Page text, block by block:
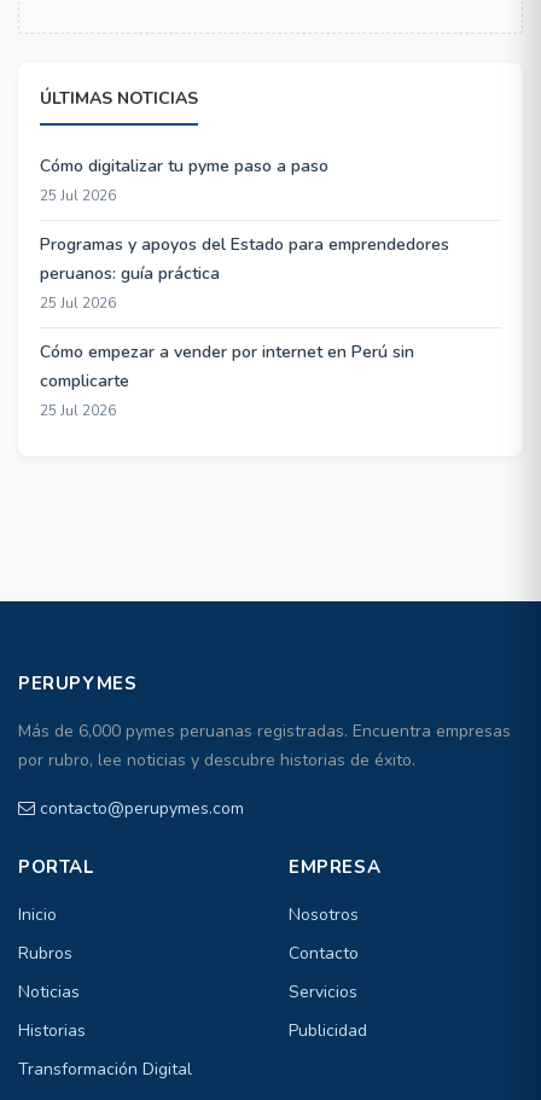
ÚLTIMAS NOTICIAS
Cómo digitalizar tu pyme paso a paso
25 Jul 2026
Programas y apoyos del Estado para emprendedores
peruanos: guía práctica
25 Jul 2026
Cómo empezar a vender por internet en Perú sin
complicarte
25 Jul 2026
PERUPYMES
Más de 6,000 pymes peruanas registradas. Encuentra empresas
por rubro, lee noticias y descubre historias de éxito.
contacto@perupymes.com
PORTAL
Inicio
Rubros
Noticias
Historias
Transformación Digital
EMPRESA
Nosotros
Contacto
Servicios
Publicidad